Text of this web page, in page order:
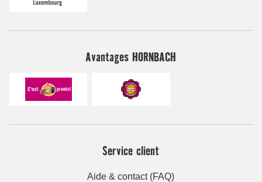
Avantages HORNBACH
Service client
Aide & contact (FAQ)